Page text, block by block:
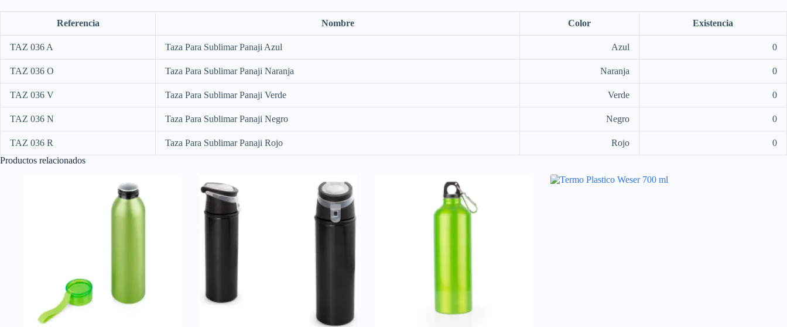
Referencia Nombre Color Existencia
TAZ 036 A Taza Para Sublimar Panaji Azul Azul 0
TAZ 036 O Taza Para Sublimar Panaji Naranja Naranja 0
TAZ 036 V Taza Para Sublimar Panaji Verde Verde 0
TAZ 036 N Taza Para Sublimar Panaji Negro Negro 0
TAZ 036 R Taza Para Sublimar Panaji Rojo Rojo
0
Productos relacionados